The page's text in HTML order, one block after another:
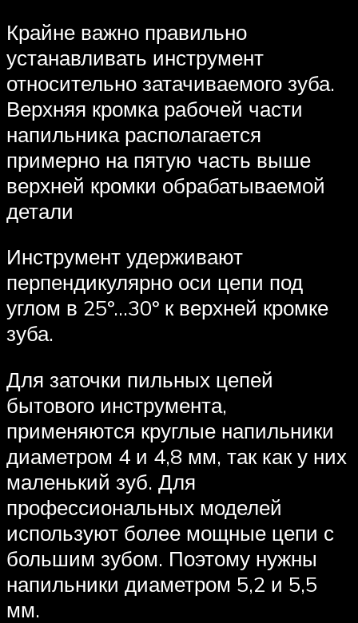
Крайне важно правильно
устанавливать инструмент
относительно затачиваемого зуба.
Верхняя кромка рабочей части
напильника располагается
примерно на пятую часть выше
верхней кромки обрабатываемой
детали
Инструмент удерживают
перпендикулярно оси цепи под
углом в 25º…30º к верхней кромке
зуба.
Для заточки пильных цепей
бытового инструмента,
применяются круглые напильники
диаметром 4 и 4,8 мм, так как у них
маленький зуб. Для
профессиональных моделей
используют более мощные цепи с
большим зубом. Поэтому нужны
напильники диаметром 5,2 и 5,5
мм.